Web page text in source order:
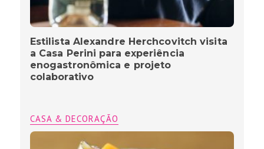
Estilista Alexandre Herchcovitch visita
a Casa Perini para experiência
enogastronômica e projeto
colaborativo
CASA & DECORAÇÃO